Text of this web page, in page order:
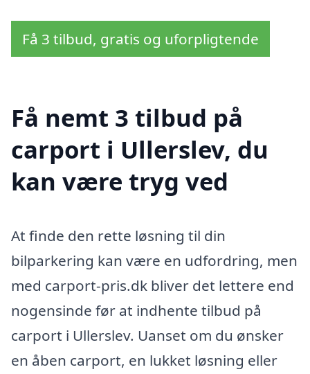
Få 3 tilbud, gratis og uforpligtende
Få nemt 3 tilbud på
carport i Ullerslev, du
kan være tryg ved
At finde den rette løsning til din
bilparkering kan være en udfordring, men
med carport-pris.dk bliver det lettere end
nogensinde før at indhente tilbud på
carport i Ullerslev. Uanset om du ønsker
en åben carport, en lukket løsning eller